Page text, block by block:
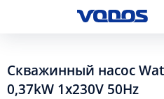
Скважинный насос
0,37kW 1x230V 50Hz